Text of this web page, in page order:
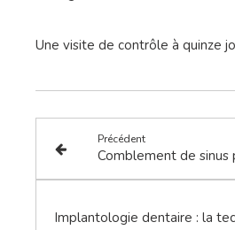
Une visite de contrôle à quinze
Précédent